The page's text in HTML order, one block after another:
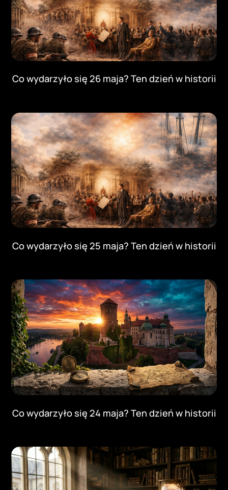
Co wydarzyło się 26 maja? Ten dzień w historii
Co wydarzyło się 25 maja? Ten dzień w historii
Co wydarzyło się 24 maja? Ten dzień w historii